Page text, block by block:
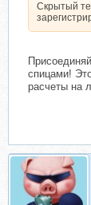
Скрытый
спицами!
расчеты на